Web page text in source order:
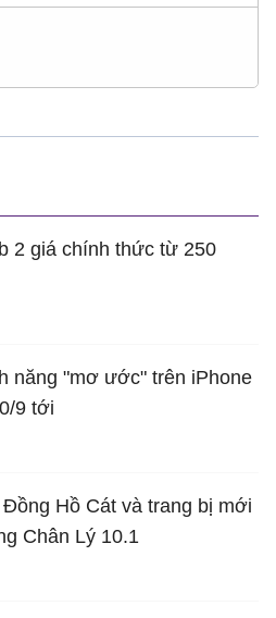
2 giá chính thức từ 250
năng "mơ ước" trên iPhone
9 tới
Hồ Cát và trang bị mới
Chân Lý 10.1